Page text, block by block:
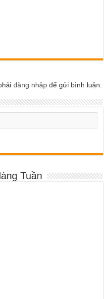
đăng nhập để gửi bình luận.
Tuần